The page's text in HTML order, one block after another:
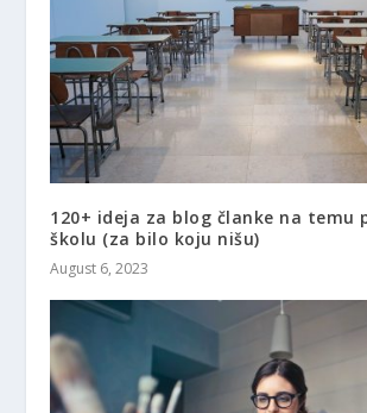
120+ ideja za blog članke na temu
školu (za bilo koju nišu)
August 6, 2023